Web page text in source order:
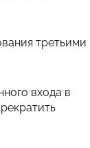
третьими
входа в